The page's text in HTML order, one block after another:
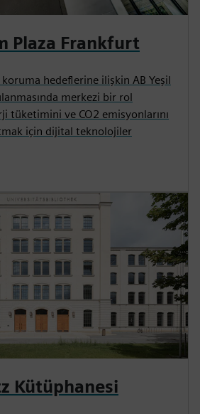
Plaza Frankfurt
hedeflerine ilişkin AB Yeşil
merkezi bir rol
tüketimini ve CO2 emisyonlarını
için dijital teknolojiler
Kütüphanesi